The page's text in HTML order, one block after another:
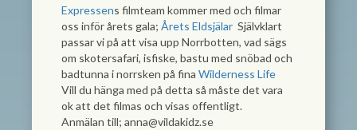
Expressens filmteam kommer med och filmar
oss inför årets gala; Årets Eldsjälar Självklart
passar vi på att visa upp Norrbotten, vad sägs
om skotersafari, isfiske, bastu med snöbad och
badtunna i norrsken på fina Wilderness Life
Vill du hänga med på detta så måste det vara
ok att det filmas och visas offentligt.
Anmälan till; anna@vildakidz.se